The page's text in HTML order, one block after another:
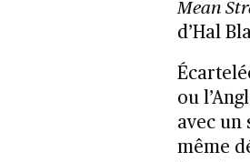
Mean
d’Hal
ou
avec un
même